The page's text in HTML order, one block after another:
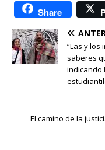
Share
“Las y los
saberes
indicando
El camino de la